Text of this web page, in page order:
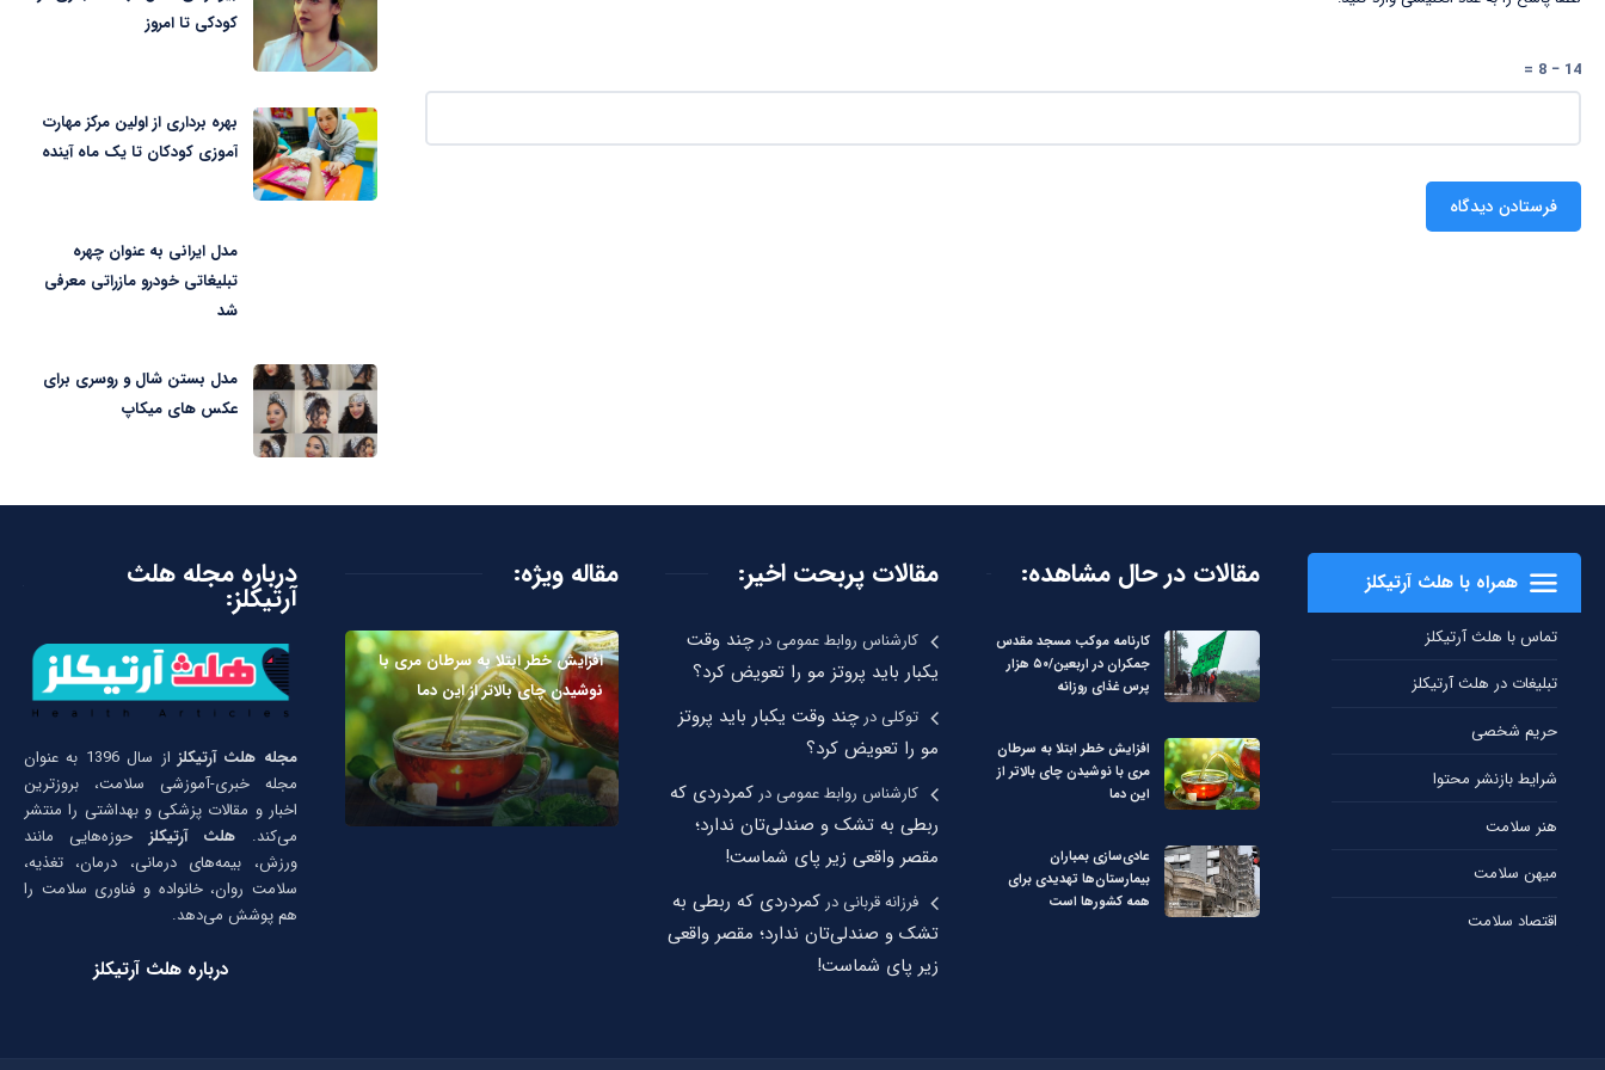
14 − 8 =
کودکی تا امروز
بهره برداری از اولین مرکز مهارت
آموزی کودکان تا یک ماه آینده
مدل ایرانی به عنوان چهره
تبلیغاتی خودرو مازراتی معرفی
شد
مدل بستن شال و روسری برای
عکس های میکاپ
همراه با هلث آرتیکلز
تماس با هلث آرتیکلز
تبلیغات در هلث آرتیکلز
حریم شخصی
شرایط بازنشر محتوا
هنر سلامت
میهن سلامت
اقتصاد سلامت
مقالات در حال مشاهده:
کارنامه موکب مسجد مقدس
جمکران در اربعین/۵۰ هزار
پرس غذای روزانه
افزایش خطر ابتلا به سرطان
مری با نوشیدن چای بالاتر از
این دما
عادی‌سازی بمباران
بیمارستان‌ها تهدیدی برای
همه کشورها است
مقالات پربحت اخیر:
کارشناس روابط عمومیدرچند وقت
یکبار باید پروتز مو را تعویض کرد؟
توکلیدرچند وقت یکبار باید پروتز
مو را تعویض کرد؟
کارشناس روابط عمومیدر کمردردی که
ربطی به تشک و صندلی‌تان ندارد؛
مقصر واقعی زیر پای شماست!
فرزانه قربانیدر کمردردی که ربطی به
تشک و صندلی‌تان ندارد؛ مقصر واقعی
زیر پای شماست!
مقاله ویژه:
افزایش خطر ابتلا به سرطان مری با
نوشیدن چای بالاتر از این دما
درباره مجله هلث
آرتیکلز:
مجله هلث آرتیکلز
از سال 1396 به عنوان
مجله خبری-آموزشی سلامت، بروزترین
اخبار و مقالات پزشکی و بهداشتی را منتشر
می‌کند. هلث آرتیکلز حوزه‌هایی مانند
ورزش، بیمه‌های درمانی، درمان، تغذیه،
سلامت روان، خانواده و فناوری سلامت را
هم پوشش می‌دهد.
درباره هلث آرتیکلز